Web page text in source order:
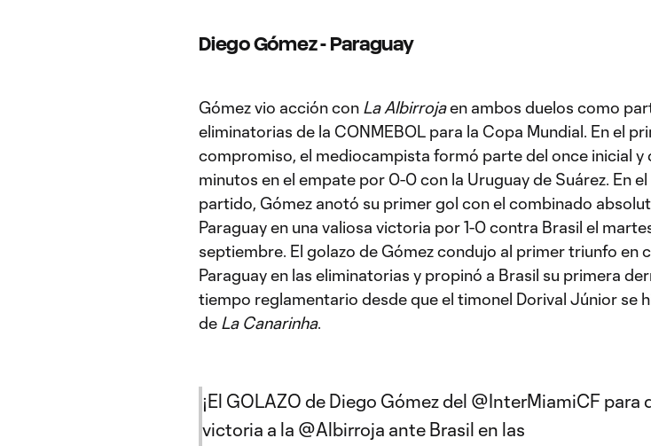
Diego Gómez - Paraguay
Gómez vio acción con La Albirrojaen ambos duelos como
eliminatorias de la CONMEBOL para la Copa Mundial. En el
compromiso, el mediocampista formó parte del once inicial y
minutos en el empate por 0-0 con la Uruguay de Suárez. En
partido, Gómez anotó su primer gol con el combinado
Paraguay en una valiosa victoria por 1-0 contra Brasil el
septiembre. El golazo de Gómez condujo al primer triunfo en
Paraguay en las eliminatorias y propinó a Brasil su primera
tiempo reglamentario desde que el timonel Dorival Júnior se
de La Canarinha.
¡El GOLAZO de Diego Gómez del @InterMiamiCF para
victoria a la @Albirroja ante Brasil en las